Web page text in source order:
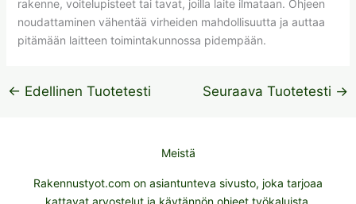
rakenne, voitelupisteet tai tavat, joilla laite ilmataan. Ohjeen
noudattaminen vähentää virheiden mahdollisuutta ja auttaa
pitämään laitteen toimintakunnossa pidempään.
← Edellinen Tuotetesti Seuraava Tuotetesti →
Meistä
Rakennustyot.com on asiantunteva sivusto, joka tarjoaa
kattavat arvostelut ja käytännön ohjeet työkaluista,